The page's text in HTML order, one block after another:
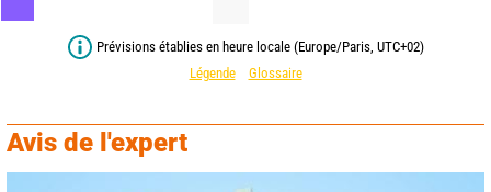
Prévisions établies en heure locale (Europe/Paris, UTC+02)
Légende
Glossaire
Avis de l'expert